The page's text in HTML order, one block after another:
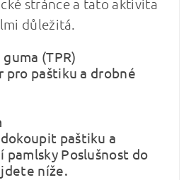
stránce a tato aktivita
důležitá.
(TPR)
paštiku a drobné
paštiku a
Poslušnost do
níže.